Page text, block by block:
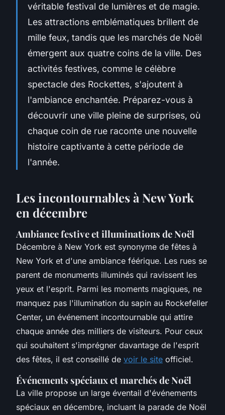
véritable festival de lumières et de magie.
Les attractions emblématiques brillent de
mille feux, tandis que les marchés de Noël
émergent aux quatre coins de la ville. Des
activités festives, comme le célèbre
spectacle des Rockettes, s'ajoutent à
l'ambiance enchantée. Préparez-vous à
découvrir une ville pleine de surprises, où
chaque coin de rue raconte une nouvelle
histoire captivante à cette période de
l'année.
Les incontournables à New York
en décembre
Ambiance festive et illuminations de Noël
Décembre à New York est synonyme de fêtes à
New York et d'une ambiance féérique. Les rues se
parent de monuments illuminés qui ravissent les
yeux et l'esprit. Parmi les moments magiques, ne
manquez pas l'illumination du sapin au Rockefeller
Center, un événement incontournable qui attire
chaque année des milliers de visiteurs. Pour ceux
qui souhaitent s'imprégner davantage de l'esprit
des fêtes, il est conseillé de voir le site officiel.
Événements spéciaux et marchés de Noël
La ville propose un large éventail d'événements
spéciaux en décembre, incluant la parade de Noël